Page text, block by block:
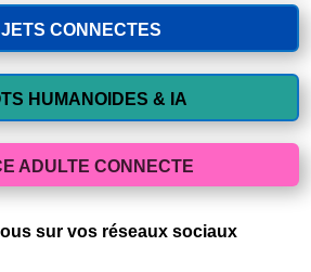
CONNECTES
HUMANOIDES & IA
ADULTE CONNECTE
sur vos réseaux sociaux